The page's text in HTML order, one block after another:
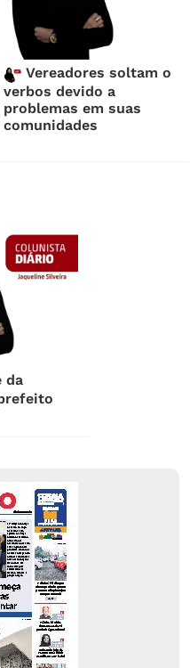
Vereadores soltam o
verbos devido a
problemas em suas
comunidades
da